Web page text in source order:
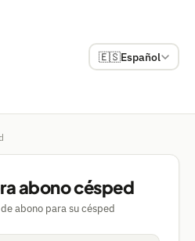
🇪🇸Español
abono césped
abono para su césped